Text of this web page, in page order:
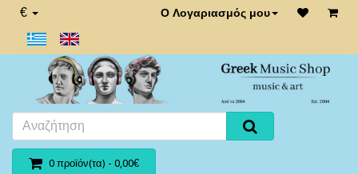
€ Ο Λογαριασμός μου
0 προϊόν(τα) - 0,00€